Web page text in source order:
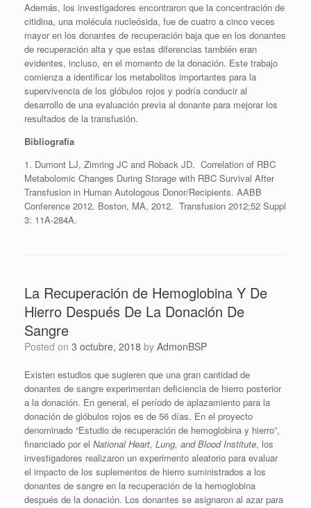
Además, los investigadores encontraron que la concentración de
citidina, una molécula nucleósida, fue de cuatro a cinco veces
mayor en los donantes de recuperación baja que en los donantes
de recuperación alta y que estas diferencias también eran
evidentes, incluso, en el momento de la donación. Este trabajo
comienza a identificar los metabolitos importantes para la
supervivencia de los glóbulos rojos y podría conducir al
desarrollo de una evaluación previa al donante para mejorar los
resultados de la transfusión.
Bibliografía
1. Dumont LJ, Zimring JC and Roback JD. Correlation of RBC
Metabolomic Changes During Storage with RBC Survival After
Transfusion in Human Autologous Donor/Recipients. AABB
Conference 2012. Boston, MA, 2012. Transfusion 2012;52 Suppl
3: 11A-284A.
La Recuperación de Hemoglobina Y De
Hierro Después De La Donación De
Sangre
Posted on 3 octubre, 2018 by AdmonBSP
Existen estudios que sugieren que una gran cantidad de
donantes de sangre experimentan deficiencia de hierro posterior
a la donación. En general, el período de aplazamiento para la
donación de glóbulos rojos es de 56 días. En el proyecto
denominado “Estudio de recuperación de hemoglobina y hierro”,
financiado por el National Heart, Lung, and Blood Institute, los
investigadores realizaron un experimento aleatorio para evaluar
el impacto de los suplementos de hierro suministrados a los
donantes de sangre en la recuperación de la hemoglobina
después de la donación. Los donantes se asignaron al azar para